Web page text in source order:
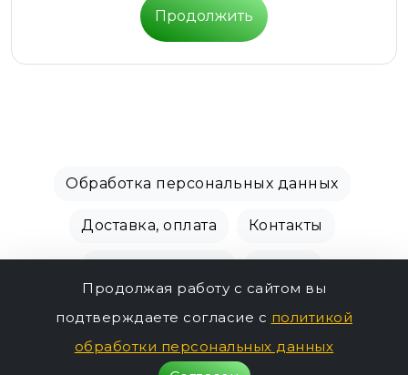
Продолжить
Обработка персональных данных
Доставка, оплата Контакты
Продолжая работу с сайтом вы
подтверждаете согласие с политикой
обработки персональных данных